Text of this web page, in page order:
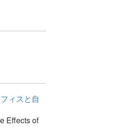
ィスと自
Effects of